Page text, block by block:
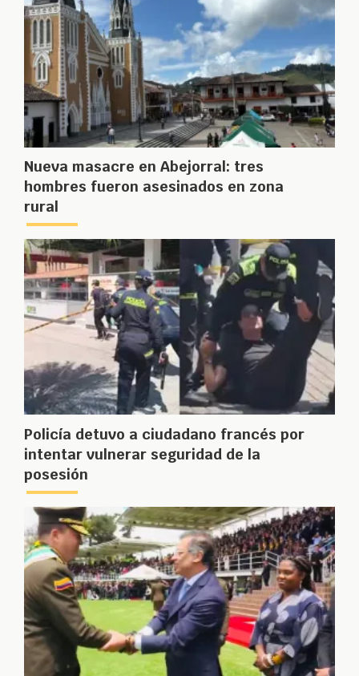
Nueva masacre en Abejorral: tres
hombres fueron asesinados en zona
rural
Policía detuvo a ciudadano francés por
intentar vulnerar seguridad de la
posesión